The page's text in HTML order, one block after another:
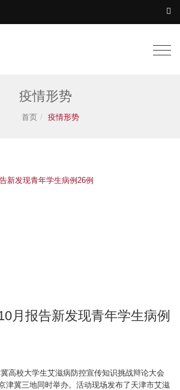
疫情形势
首页 疫情形势
月报告新发现青年学生病例
高校大学生艾滋病防控宣传知识挑战辩论大会
津冀三地同时举办。活动现场发布了天津市艾滋